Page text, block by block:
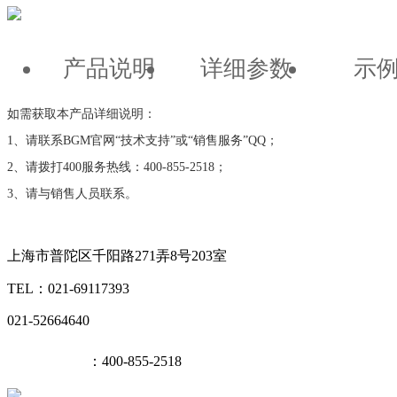
产品说明 详细参数 示
如需获取本产品详细说明：
1、请联系BGM官网“技术支持”或“销售服务”QQ；
2、请拨打400服务热线：400-855-2518；
3、请与销售人员联系。
上海市普陀区千阳路271弄8号203室
TEL：021-69117393
021-52664640
：400-855-2518